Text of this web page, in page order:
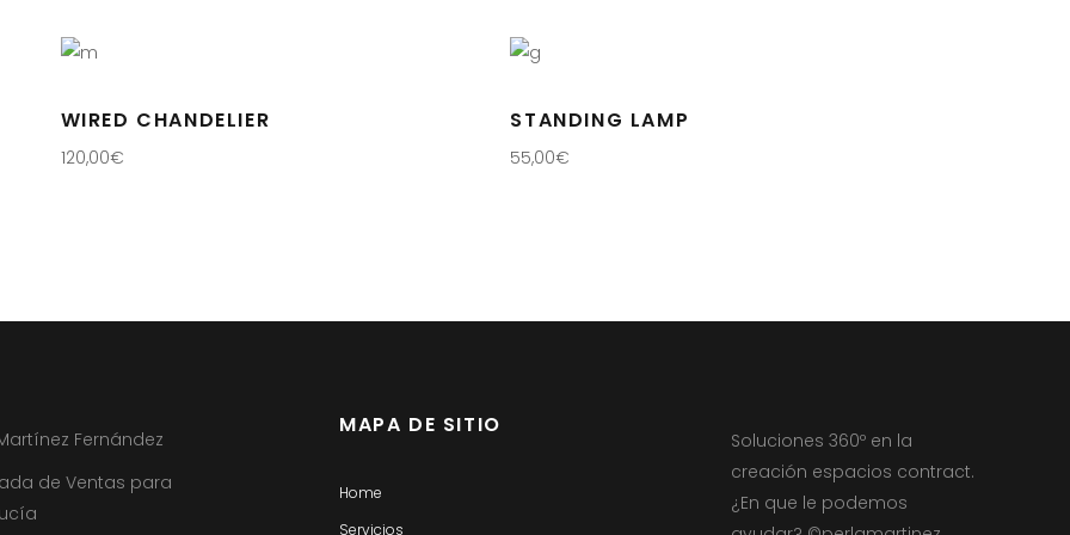
WIRED CHANDELIER
120,00€
STANDING LAMP
55,00€
Fernández
de Ventas para
MAPA DE SITIO
Home
Servicios
Soluciones 360º en la
creación espacios contract.
¿En que le podemos